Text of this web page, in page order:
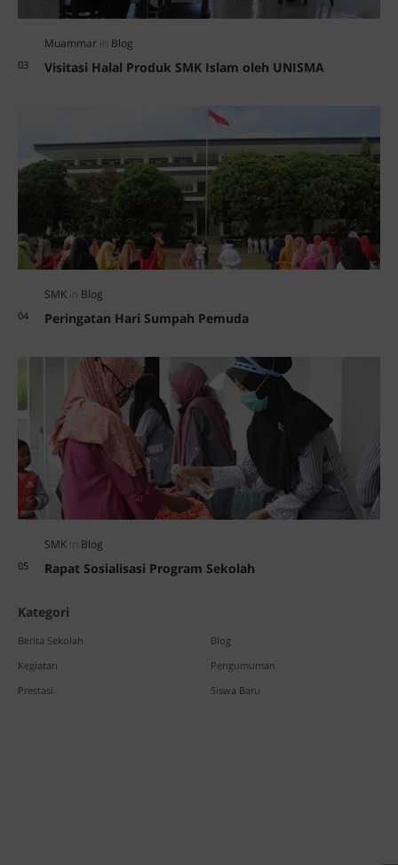
Visitasi Halal Produk SMK Islam oleh UNISMA
Peringatan Hari Sumpah Pemuda
Rapat Sosialisasi Program Sekolah
Kategori
Berita Sekolah
Blog
Kegiatan
Pengumuman
Prestasi
Siswa Baru